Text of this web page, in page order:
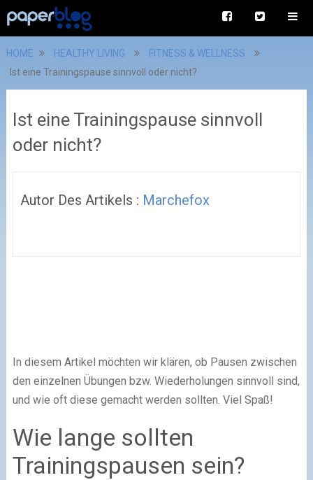
HOME HEALTHY LIVING
FITNESS & WELLNESS
Ist eine Trainingspause sinnvoll oder nicht?
Ist eine Trainingspause sinnvoll
oder nicht?
Autor Des Artikels : Marchefox
In diesem Artikel möchten wir klären, ob Pausen zwischen
den einzelnen Übungen bzw. Wiederholungen sinnvoll sind,
und wie oft diese gemacht werden sollten. Viel Spaß!
Wie lange sollten
Trainingspausen sein?